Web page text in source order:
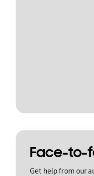
Face-to-
Get help from our